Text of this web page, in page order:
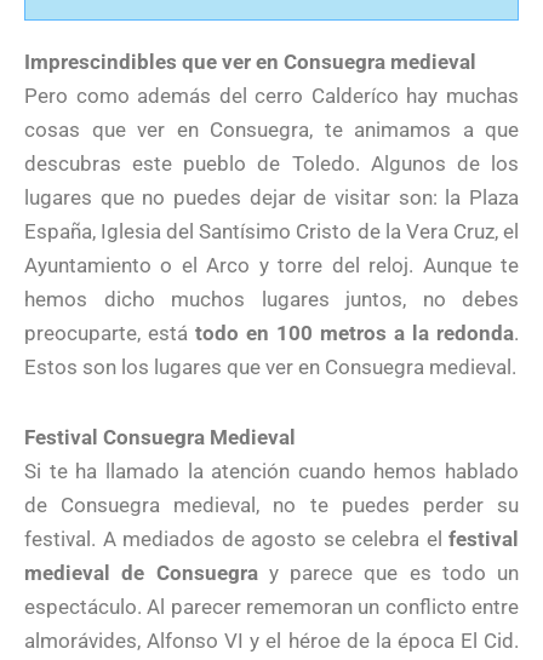
Imprescindibles que ver en Consuegra medieval
Pero como además del cerro Calderíco hay muchas
cosas que ver en Consuegra, te animamos a que
descubras este pueblo de Toledo. Algunos de los
lugares que no puedes dejar de visitar son: la Plaza
España, Iglesia del Santísimo Cristo de la Vera Cruz, el
Ayuntamiento o el Arco y torre del reloj. Aunque te
hemos dicho muchos lugares juntos, no debes
preocuparte, está todo en 100 metros a la redonda.
Estos son los lugares que ver en Consuegra medieval.
Festival Consuegra Medieval
Si te ha llamado la atención cuando hemos hablado
de Consuegra medieval, no te puedes perder su
festival. A mediados de agosto se celebra el festival
medieval de Consuegray parece que es todo un
espectáculo. Al parecer rememoran un conflicto entre
almorávides, Alfonso VI y el héroe de la época El Cid.